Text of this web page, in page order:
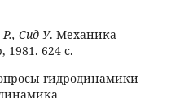
Сид У. Механика
624 с.
гидродинамики